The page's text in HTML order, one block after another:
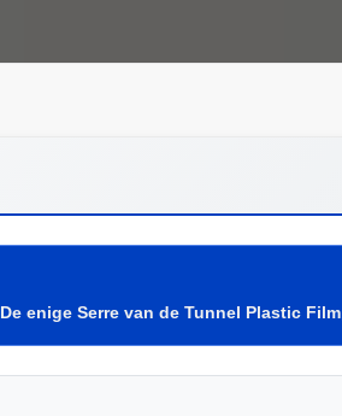
De enige Serre van de Tunnel Plastic Film